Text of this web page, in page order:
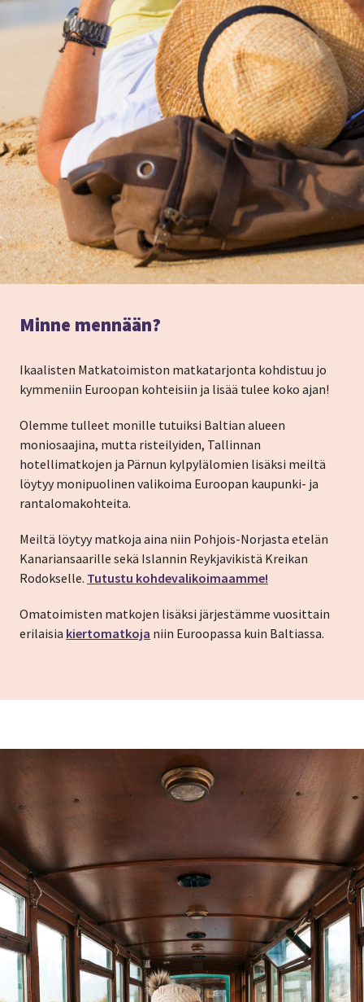
Minne mennään?
Ikaalisten Matkatoimiston matkatarjonta kohdistuu jo
kymmeniin Euroopan kohteisiin ja lisää tulee koko ajan!
Olemme tulleet monille tutuiksi Baltian alueen
moniosaajina, mutta risteilyiden, Tallinnan
hotellimatkojen ja Pärnun kylpylälomien lisäksi meiltä
löytyy monipuolinen valikoima Euroopan kaupunki- ja
rantalomakohteita.
Meiltä löytyy matkoja aina niin Pohjois-Norjasta etelän
Kanariansaarille sekä Islannin Reykjavikistä Kreikan
Rodokselle. Tutustu kohdevalikoimaamme!
Omatoimisten matkojen lisäksi järjestämme vuosittain
erilaisia kiertomatkoja niin Euroopassa kuin Baltiassa.